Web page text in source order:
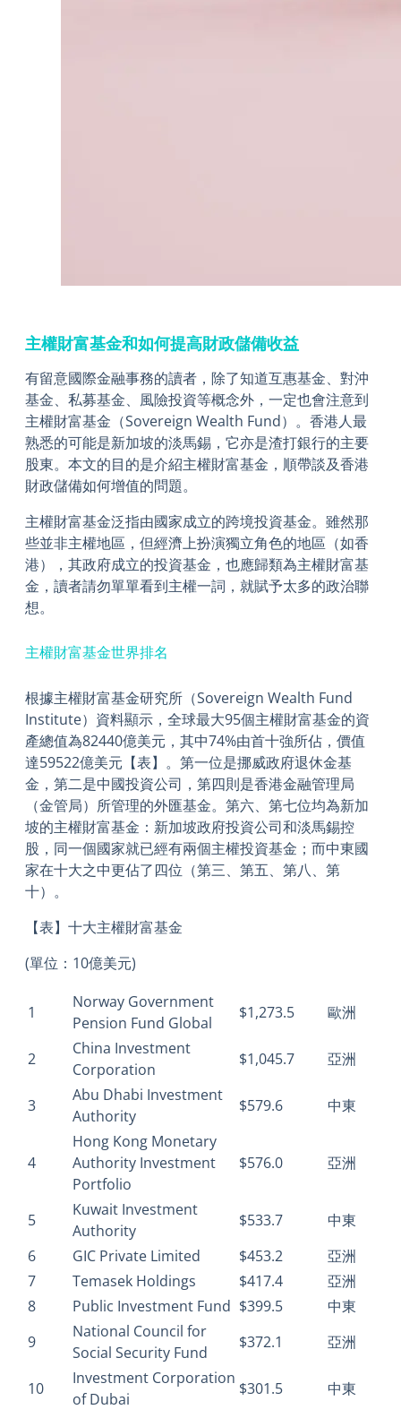
主權財富基金和如何提高財政儲備收益
有留意國際金融事務的讀者，除了知道互惠基金、對沖
基金、私募基金、風險投資等概念外，一定也會注意到
主權財富基金（Sovereign Wealth Fund）。香港人最
熟悉的可能是新加坡的淡馬錫，它亦是渣打銀行的主要
股東。本文的目的是介紹主權財富基金，順帶談及香港
財政儲備如何增值的問題。
主權財富基金泛指由國家成立的跨境投資基金。雖然那
些並非主權地區，但經濟上扮演獨立角色的地區（如香
港），其政府成立的投資基金，也應歸類為主權財富基
金，讀者請勿單單看到主權一詞，就賦予太多的政治聯
想。
主權財富基金世界排名
根據主權財富基金研究所（Sovereign Wealth Fund
Institute）資料顯示，全球最大95個主權財富基金的資
產總值為82440億美元，其中74%由首十強所佔，價值
達59522億美元【表】。第一位是挪威政府退休金基
金，第二是中國投資公司，第四則是香港金融管理局
（金管局）所管理的外匯基金。第六、第七位均為新加
坡的主權財富基金：新加坡政府投資公司和淡馬錫控
股，同一個國家就已經有兩個主權投資基金；而中東國
家在十大之中更佔了四位（第三、第五、第八、第
十）。
【表】十大主權財富基金
(單位： 10億美元)
1
Norway Government
Pension Fund Global
$1,273.5 歐洲
2
China Investment
Corporation
$1,045.7 亞洲
3
Abu Dhabi Investment
Authority
$579.6 中東
4
Hong Kong Monetary
Authority Investment
Portfolio
$576.0 亞洲
5
Kuwait Investment
Authority
$533.7
中東
6
GIC Private Limited $453.2
亞洲
7
Temasek Holdings $417.4
亞洲
8
Public Investment Fund $399.5
中東
9
National Council for
Social Security Fund
$372.1 亞洲
10
Investment Corporation
of Dubai
$301.5 中東